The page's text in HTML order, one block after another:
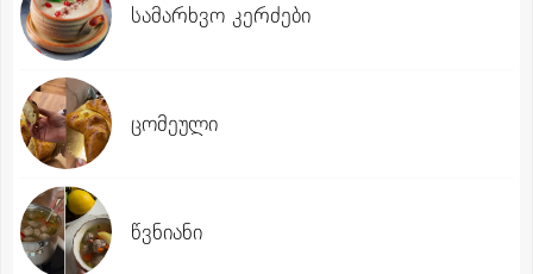
სამარხვო კერძები
ცომეული
წვნიანი